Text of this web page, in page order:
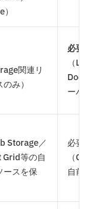
関連リ
み）
必要
（
ーバ
Storage／
Grid等の自
ースを保
必要
（
自前